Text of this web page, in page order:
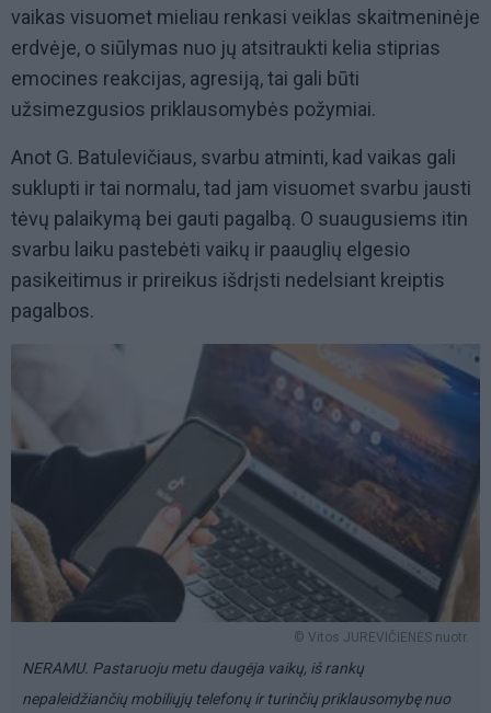
vaikas visuomet mieliau renkasi veiklas skaitmeninėje
erdvėje, o siūlymas nuo jų atsitraukti kelia stiprias
emocines reakcijas, agresiją, tai gali būti
užsimezgusios priklausomybės požymiai.
Anot G. Batulevičiaus, svarbu atminti, kad vaikas gali
suklupti ir tai normalu, tad jam visuomet svarbu jausti
tėvų palaikymą bei gauti pagalbą. O suaugusiems itin
svarbu laiku pastebėti vaikų ir paauglių elgesio
pasikeitimus ir prireikus išdrįsti nedelsiant kreiptis
pagalbos.
© Vitos JUREVIČIENĖS nuotr.
NERAMU. Pastaruoju metu daugėja vaikų, iš rankų
nepaleidžiančių mobiliųjų telefonų ir turinčių priklausomybę nuo